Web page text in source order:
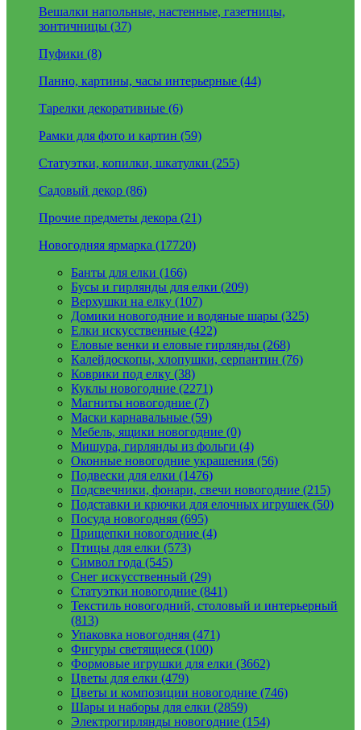
Вешалки напольные, настенные, газетницы,
зонтичницы (37)
Пуфики (8)
Панно, картины, часы интерьерные (44)
Тарелки декоративные (6)
Рамки для фото и картин (59)
Статуэтки, копилки, шкатулки (255)
Садовый декор (86)
Прочие предметы декора (21)
Новогодняя ярмарка (17720)
Банты для елки (166)
Бусы и гирлянды для елки (209)
Верхушки на елку (107)
Домики новогодние и водяные шары (325)
Елки искусственные (422)
Еловые венки и еловые гирлянды (268)
Калейдоскопы, хлопушки, серпантин (76)
Коврики под елку (38)
Куклы новогодние (2271)
Магниты новогодние (7)
Маски карнавальные (59)
Мебель, ящики новогодние (0)
Мишура, гирлянды из фольги (4)
Оконные новогодние украшения (56)
Подвески для елки (1476)
Подсвечники, фонари, свечи новогодние (215)
Подставки и крючки для елочных игрушек (50)
Посуда новогодняя (695)
Прищепки новогодние (4)
Птицы для елки (573)
Символ года (545)
Снег искусственный (29)
Статуэтки новогодние (841)
Текстиль новогодний, столовый и интерьерный
(813)
Упаковка новогодняя (471)
Фигуры светящиеся (100)
Формовые игрушки для елки (3662)
Цветы для елки (479)
Цветы и композиции новогодние (746)
Шары и наборы для елки (2859)
Электрогирлянды новогодние (154)